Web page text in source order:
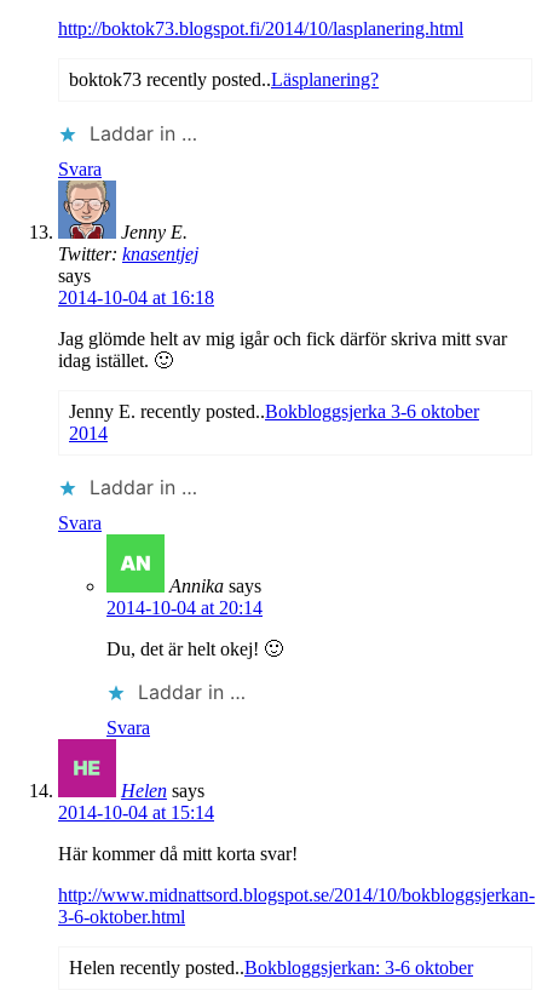
http://boktok73.blogspot.fi/2014/10/lasplanering.html
boktok73 recently posted..Läsplanering?
Laddar in …
Svara
Jenny E.
Twitter: knasentjej
says
2014-10-04 at 16:18
Jag glömde helt av mig igår och fick därför skriva mitt svar
idag istället. 🙂
Jenny E. recently posted..Bokbloggsjerka 3-6 oktober
2014
Laddar in …
Svara
Annika says
2014-10-04 at 20:14
Du, det är helt okej! 🙂
Laddar in …
Svara
Helen says
2014-10-04 at 15:14
Här kommer då mitt korta svar!
http://www.midnattsord.blogspot.se/2014/10/bokbloggsjerkan-
3-6-oktober.html
Helen recently posted..Bokbloggsjerkan: 3-6 oktober